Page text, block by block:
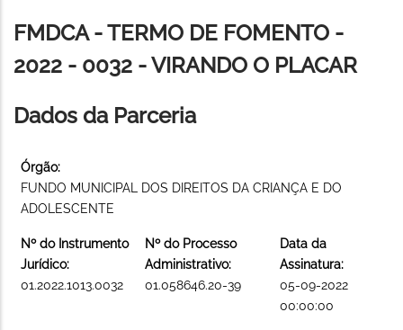
navegação
FMDCA - TERMO DE FOMENTO -
2022 - 0032 - VIRANDO O PLACAR
Dados da Parceria
Órgão:
FUNDO MUNICIPAL DOS DIREITOS DA CRIANÇA E DO
ADOLESCENTE
Nº do Instrumento
Jurídico:
01.2022.1013.0032
Nº do Processo
Administrativo:
01.058646.20-39
Data da
Assinatura:
05-09-2022
00:00:00